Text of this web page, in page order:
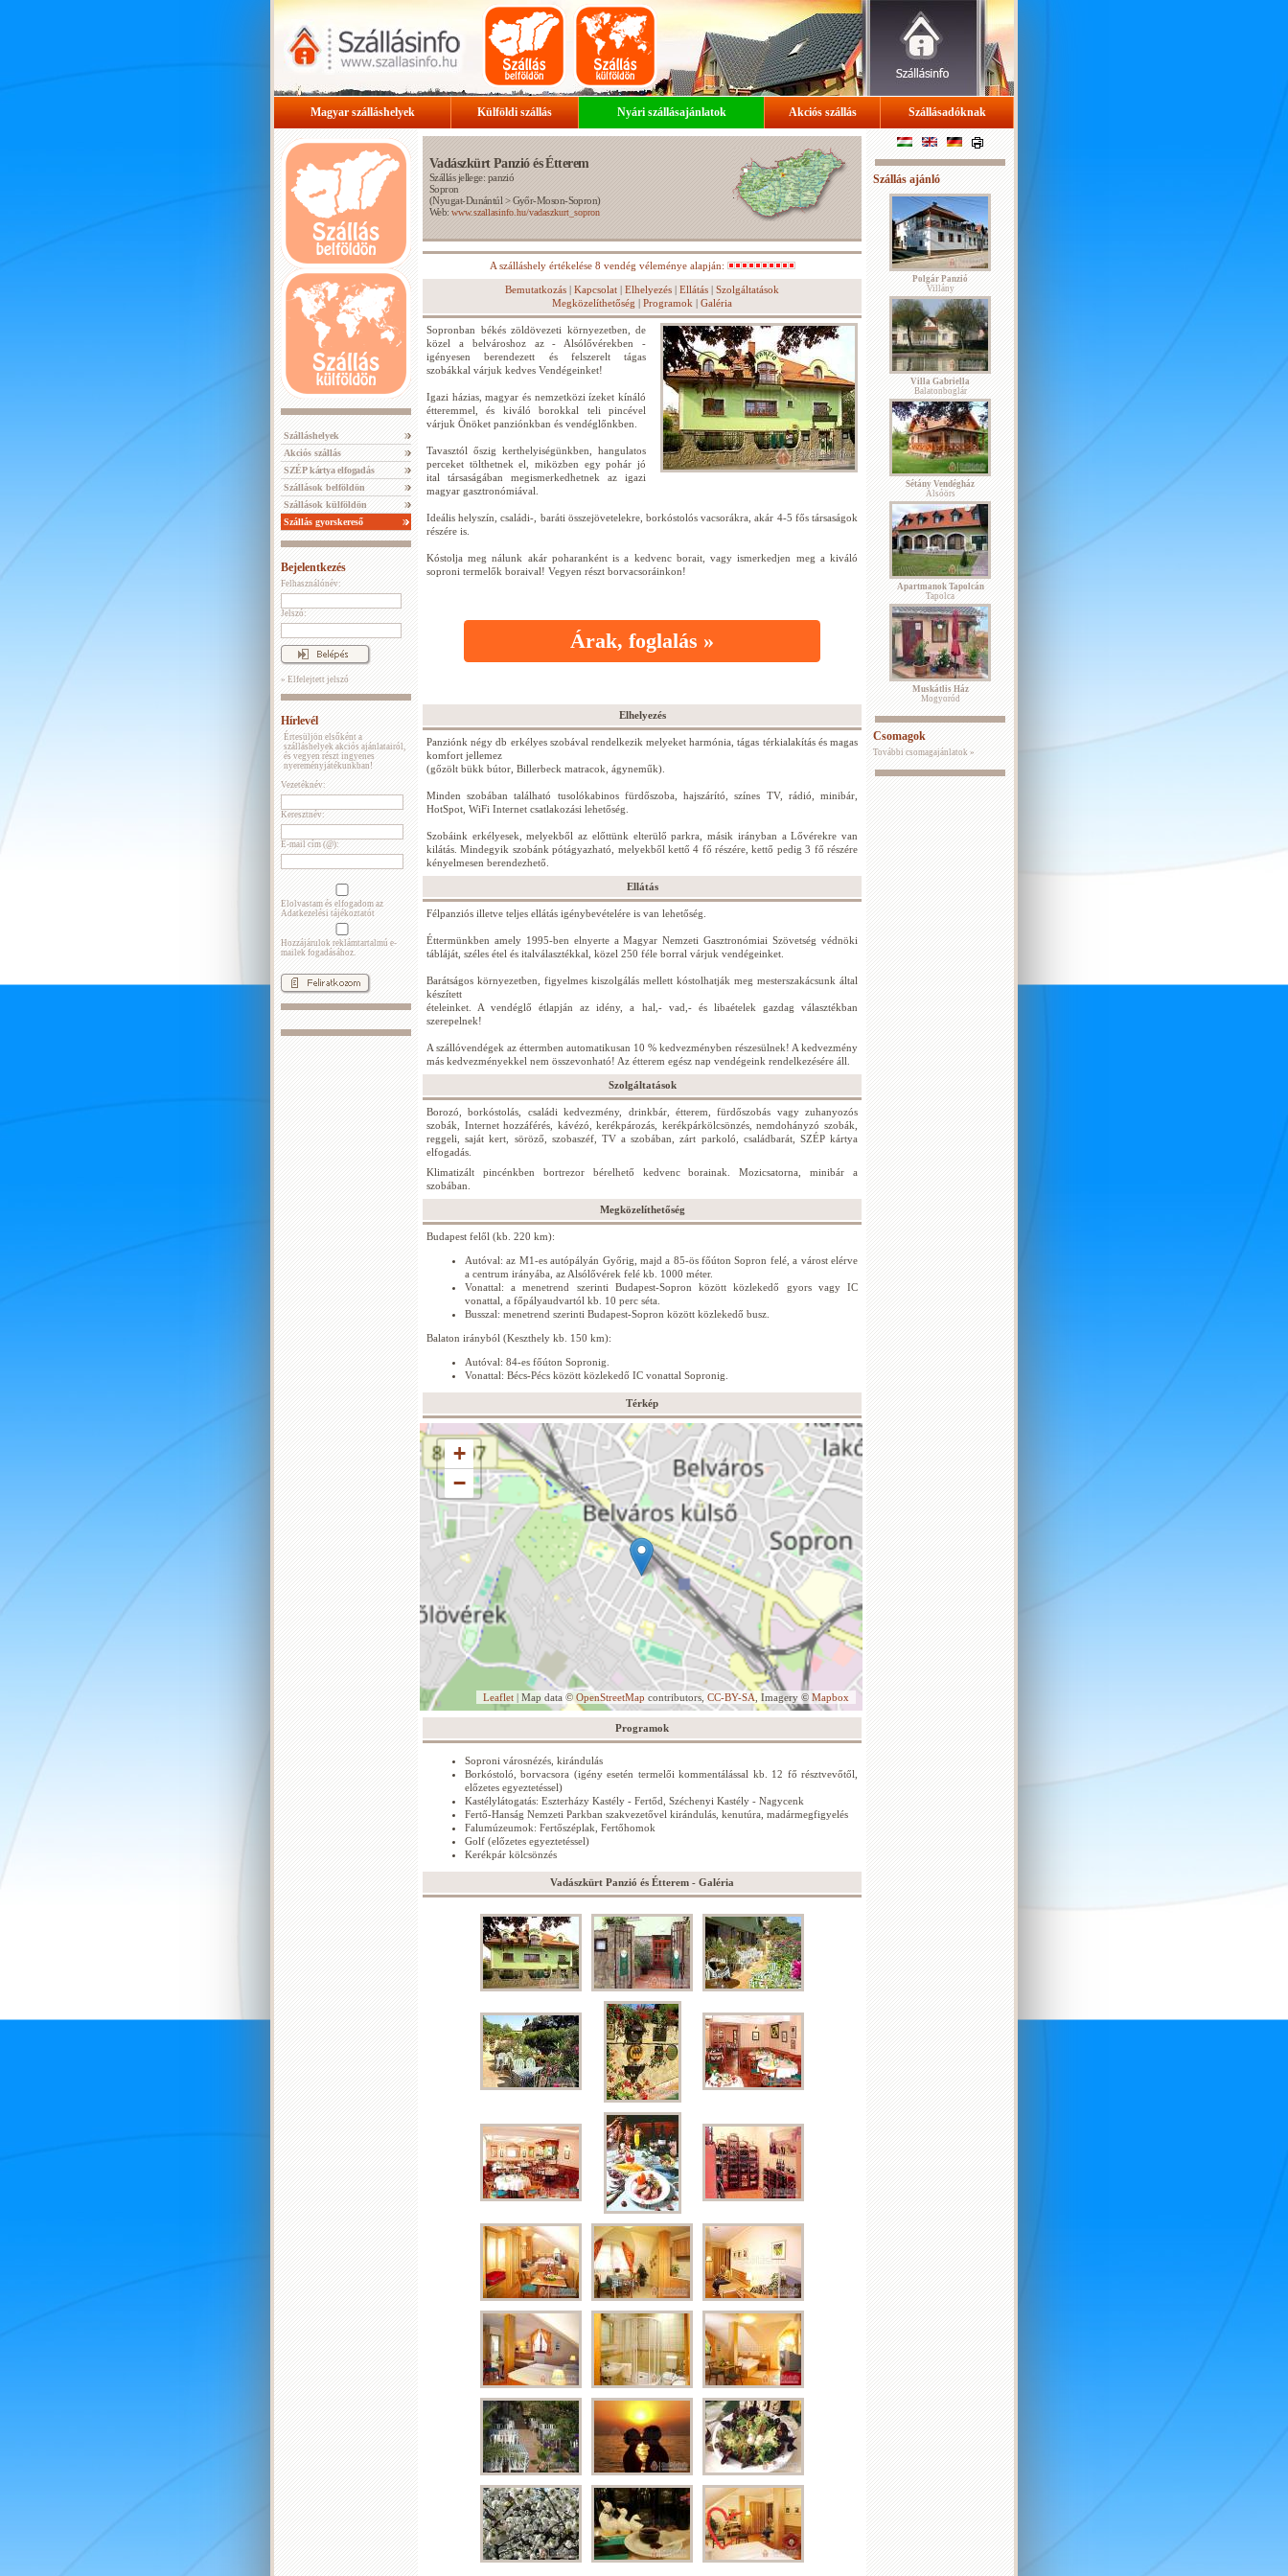
Magyar szálláshelyek Külföldi szállás Nyári szállásajánlatok Akciós szállás Szállásadóknak
Szálláshelyek
Akciós szállás
SZÉP kártya elfogadás
Szállások belföldön
Szállások külföldön
Szállás gyorskereső
Bejelentkezés
Felhasználónév:
Jelszó:
» Elfelejtett jelszó
Hírlevél
Értesüljön elsőként a
szálláshelyek akciós ajánlatairól,
és vegyen részt ingyenes
nyereményjátékunkban!
Vezetéknév:
Keresztnév:
E-mail cím (@):
Elolvastam és elfogadom az
Adatkezelési tájékoztatót
Hozzájárulok reklámtartalmú e-
mailek fogadásához.
Vadászkürt Panzió és Étterem
Szállás jellege: panzió
Sopron
(Nyugat-Dunántúl >Győr-Moson-Sopron)
Web:www.szallasinfo.hu/vadaszkurt_sopron
A szálláshely értékelése 8 vendég véleménye alapján:
Bemutatkozás | Kapcsolat | Elhelyezés | Ellátás | Szolgáltatások
Megközelíthetőség | Programok | Galéria
Sopronban békés zöldövezeti környezetben, de
közel a belvároshoz az - Alsólővérekben -
igényesen berendezett és felszerelt tágas
szobákkal várjuk kedves Vendégeinket!
Igazi házias, magyar és nemzetközi ízeket kínáló
étteremmel, és kiváló borokkal teli pincével
várjuk Önöket panziónkban és vendéglőnkben.
Tavasztól őszig kerthelyiségünkben, hangulatos
perceket tölthetnek el, miközben egy pohár jó
ital társaságában megismerkedhetnek az igazi
magyar gasztronómiával.
Ideális helyszín, családi-, baráti összejövetelekre, borkóstolós vacsorákra, akár 4-5 fős társaságok
részére is.
Kóstolja meg nálunk akár poharanként is a kedvenc borait, vagy ismerkedjen meg a kiváló
soproni termelők boraival! Vegyen részt borvacsoráinkon!
Árak, foglalás »
Elhelyezés
Panziónk négy db erkélyes szobával rendelkezik melyeket harmónia, tágas térkialakítás és magas
komfort jellemez
(gőzölt bükk bútor, Billerbeck matracok, ágyneműk).
Minden szobában található tusolókabinos fürdőszoba, hajszárító, színes TV, rádió, minibár,
HotSpot, WiFi Internet csatlakozási lehetőség.
Szobáink erkélyesek, melyekből az előttünk elterülő parkra, másik irányban a Lővérekre van
kilátás. Mindegyik szobánk pótágyazható, melyekből kettő 4 fő részére, kettő pedig 3 fő részére
kényelmesen berendezhető.
Ellátás
Félpanziós illetve teljes ellátás igénybevételére is van lehetőség.
Éttermünkben amely 1995-ben elnyerte a Magyar Nemzeti Gasztronómiai Szövetség védnöki
tábláját, széles étel és italválasztékkal, közel 250 féle borral várjuk vendégeinket.
Barátságos környezetben, figyelmes kiszolgálás mellett kóstolhatják meg mesterszakácsunk által
készített
ételeinket. A vendéglő étlapján az idény, a hal,- vad,- és libaételek gazdag választékban
szerepelnek!
A szállóvendégek az éttermben automatikusan 10 % kedvezményben részesülnek! A kedvezmény
más kedvezményekkel nem összevonható! Az étterem egész nap vendégeink rendelkezésére áll.
Szolgáltatások
Borozó, borkóstolás, családi kedvezmény, drinkbár, étterem, fürdőszobás vagy zuhanyozós
szobák, Internet hozzáférés, kávézó, kerékpározás, kerékpárkölcsönzés, nemdohányzó szobák,
reggeli, saját kert, söröző, szobaszéf, TV a szobában, zárt parkoló, családbarát, SZÉP kártya
elfogadás.
Klimatizált pincénkben bortrezor bérelhető kedvenc borainak. Mozicsatorna, minibár a
szobában.
Megközelíthetőség
Budapest felől (kb. 220 km):
Autóval: az M1-es autópályán Győrig, majd a 85-ös főúton Sopron felé, a várost elérve
a centrum irányába, az Alsólővérek felé kb. 1000 méter.
Vonattal: a menetrend szerinti Budapest-Sopron között közlekedő gyors vagy IC
vonattal, a főpályaudvartól kb. 10 perc séta.
Busszal: menetrend szerinti Budapest-Sopron között közlekedő busz.
Balaton irányból (Keszthely kb. 150 km):
Autóval: 84-es főúton Sopronig.
Vonattal: Bécs-Pécs között közlekedő IC vonattal Sopronig.
Térkép
+
−
Leaflet | Map data © OpenStreetMap contributors, CC-BY-SA , Imagery © Mapbox
Programok
Soproni városnézés, kirándulás
Borkóstoló, borvacsora (igény esetén termelői kommentálással kb. 12 fő résztvevőtől,
előzetes egyeztetéssel)
Kastélylátogatás: Eszterházy Kastély - Fertőd, Széchenyi Kastély - Nagycenk
Fertő-Hanság Nemzeti Parkban szakvezetővel kirándulás, kenutúra, madármegfigyelés
Falumúzeumok: Fertőszéplak, Fertőhomok
Golf (előzetes egyeztetéssel)
Kerékpár kölcsönzés
Vadászkürt Panzió és Étterem - Galéria
Szállás ajánló
Polgár Panzió
Villány
Villa Gabriella
Balatonboglár
Sétány Vendégház
Alsóörs
Apartmanok Tapolcán
Tapolca
Muskátlis Ház
Mogyoród
Csomagok
További csomagajánlatok »